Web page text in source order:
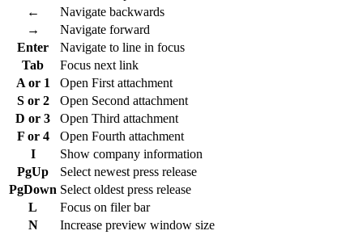
←
Navigate backwards
→
Navigate forward
Enter
Navigate to line in focus
Tab
Focus next link
A or 1
Open First attachment
S or 2
Open Second attachment
D or 3
Open Third attachment
F or 4
Open Fourth attachment
I
Show company information
PgUp
Select newest press release
PgDown Select oldest press release
L
Focus on filer bar
N
Increase preview window size